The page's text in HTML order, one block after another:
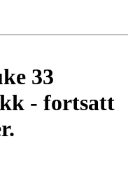
33
- fortsatt